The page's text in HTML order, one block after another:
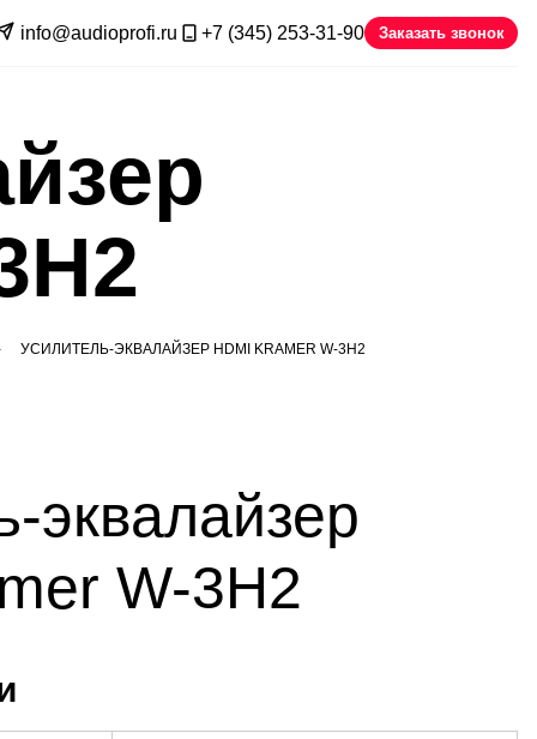
info@audioprofi.ru +7 (345) 253-31-90 Заказать звонок
УСИЛИТЕЛЬ-ЭКВАЛАЙЗЕР HDMI KRAMER W-3H2
эквалайзер
W-3H2